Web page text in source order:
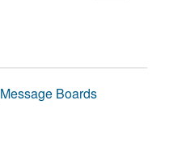
Message Boards